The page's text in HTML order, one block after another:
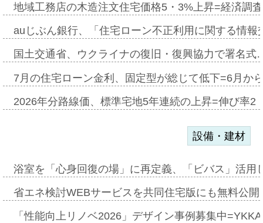
地域工務店の木造注文住宅価格5・3%上昇=経済調
auじぶん銀行、「住宅ローン不正利用に関する情
国土交通省、ウクライナの復旧・復興協力で署名
7月の住宅ローン金利、固定型が総じて低下=6月か
2026年分路線価、標準宅地5年連続の上昇=伸び率
設備・建材
浴室を「心身回復の場」に再定義、「ビバス」活
省エネ検討WEBサービスを共同住宅版にも無料公
「性能向上リノベ2026」デザイン事例募集中